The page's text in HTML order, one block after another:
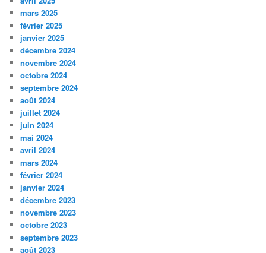
mars 2025
février 2025
janvier 2025
décembre 2024
novembre 2024
octobre 2024
septembre 2024
août 2024
juillet 2024
juin 2024
mai 2024
avril 2024
mars 2024
février 2024
janvier 2024
décembre 2023
novembre 2023
octobre 2023
septembre 2023
août 2023